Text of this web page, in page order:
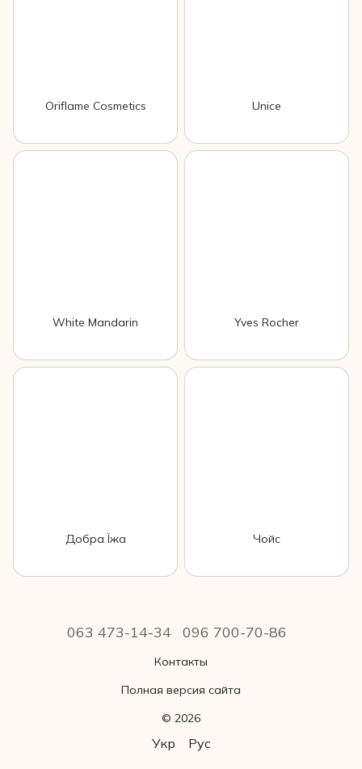
Oriflame Cosmetics Unice
White Mandarin Yves Rocher
Добра Їжа Чойс
063 473-14-34 096 700-70-86
Контакты
Полная версия сайта
© 2026
Укр Рус